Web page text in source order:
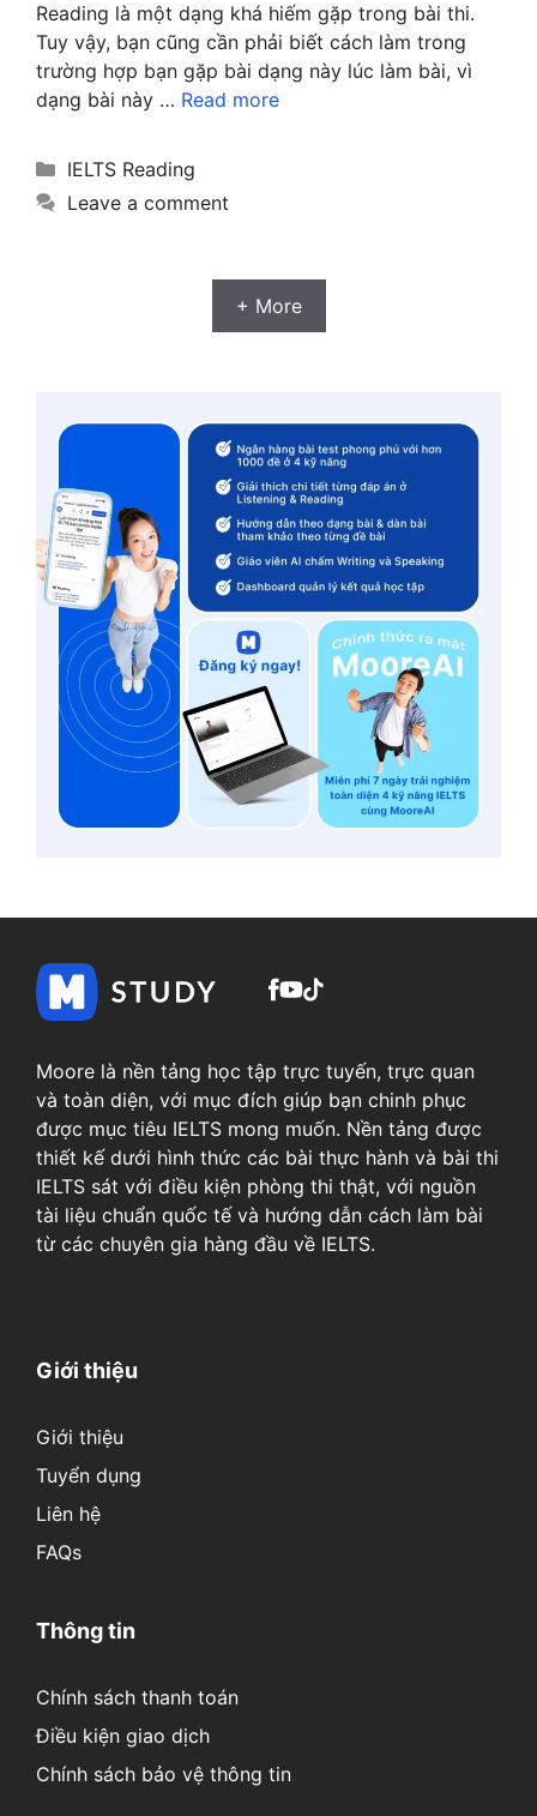
Reading là một dạng khá hiếm gặp trong bài thi.
Tuy vậy, bạn cũng cần phải biết cách làm trong
trường hợp bạn gặp bài dạng này lúc làm bài, vì
dạng bài này … Read more
Categories
IELTS Reading
Leave a comment
+ More
Moore là nền tảng học tập trực tuyến, trực quan
và toàn diện, với mục đích giúp bạn chinh phục
được mục tiêu IELTS mong muốn. Nền tảng được
thiết kế dưới hình thức các bài thực hành và bài thi
IELTS sát với điều kiện phòng thi thật, với nguồn
tài liệu chuẩn quốc tế và hướng dẫn cách làm bài
từ các chuyên gia hàng đầu về IELTS.
Giới thiệu
Giới thiệu
Tuyển dụng
Liên hệ
FAQs
Thông tin
Chính sách thanh toán
Điều kiện giao dịch
Chính sách bảo vệ thông tin